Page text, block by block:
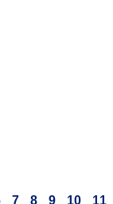
7 8 9 10 11